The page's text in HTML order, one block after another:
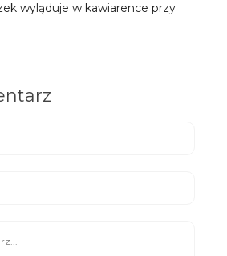
wyląduje w kawiarence przy